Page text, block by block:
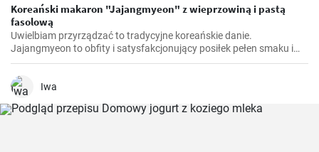
Koreański makaron "Jajangmyeon" z wieprzowiną i pastą
fasolową
Uwielbiam przyrządzać to tradycyjne koreańskie danie.
Jajangmyeon to obfity i satysfakcjonujący posiłek pełen smaku i
komfortu. Nauczyłam się tego przepisu podczas mojego pobytu w
Korei Południowej. To naprawdę interesujące zobaczyć, jak proste
składniki można przekształcić w danie pełne głębi i charakteru.
Iwa